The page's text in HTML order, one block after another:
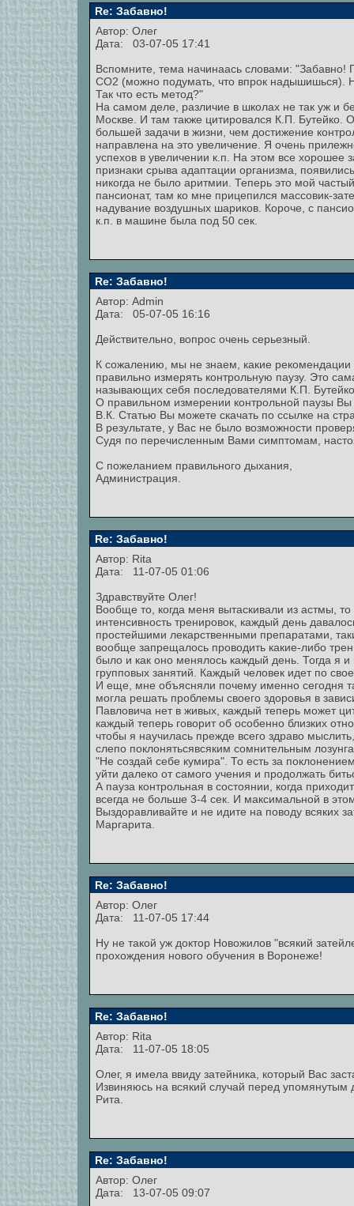
Re: Забавно!
Автор: Олег
Дата: 03-07-05 17:41
Вспомните, тема начинаась словами:
СО2 (можно подумать, что впрок надышишься).
Так что есть метод?"
На самом деле, различие в школах не так уж и
Москве. И там также цитировался К.П. Бутейко.
большей задачи в жизни, чем достижение
направлена на это увеличение. Я очень
успехов в увеличении к.п. На этом все хорошее
признаки срыва адаптации организма,
никогда не было аритмии. Теперь это мой
пансионат, там ко мне прицепился массовик-
надувание воздушных шариков. Короче, с
к.п. в машине была под 50 сек.
Re: Забавно!
Автор: Admin
Дата: 05-07-05 16:16
Действительно, вопрос очень серьезный.
К сожалению, мы не знаем, какие
правильно измерять контрольную паузу. Это
называющих себя последователями К.П.
О правильном измерении контрольной паузы
В.К. Статью Вы можете скачать по ссылке на
В результате, у Вас не было возможности
Судя по перечисленным Вами симптомам,
С пожеланием правильного дыхания,
Администрация.
Re: Забавно!
Автор: Rita
Дата: 11-07-05 01:06
Здравствуйте Олег!
Вообще то, когда меня вытаскивали из астмы,
интенсивность тренировок, каждый день
простейшими лекарственными препаратами,
вообще запрещалось проводить какие-либо
было и как оно менялось каждый день. Тогда я
групповых занятий. Каждый человек идет по
И еще, мне объясняли почему именно сегодня
могла решать проблемы своего здоровья в
Павловича нет в живых, каждый теперь может
каждый теперь говорит об особенно близких
чтобы я научилась прежде всего здраво
слепо поклонятьсявсяким сомнительным
"Не создай себе кумира". То есть за
уйти далеко от самого учения и продолжать
А пауза контрольная в состоянии, когда
всегда не больше 3-4 сек. И максимальной в
Выздоравливайте и не идите на поводу всяких
Маргарита.
Re: Забавно!
Автор: Олег
Дата: 11-07-05 17:44
Ну не такой уж доктор Новожилов "всякий
прохождения нового обучения в Воронеже!
Re: Забавно!
Автор: Rita
Дата: 11-07-05 18:05
Олег, я имела ввиду затейника, который Вас
Извиняюсь на всякий случай перед упомянутым
Рита.
Re: Забавно!
Автор: Олег
Дата: 13-07-05 09:07